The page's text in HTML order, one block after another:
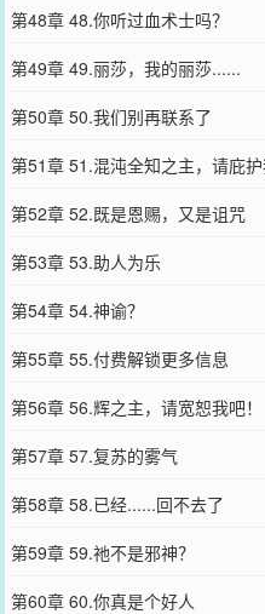
第48章 48.你听过血术士吗？
第49章 49.丽莎，我的丽莎......
第50章 50.我们别再联系了
第51章 51.混沌全知之主，请庇
第52章 52.既是恩赐，又是诅咒
第53章 53.助人为乐
第54章 54.神谕？
第55章 55.付费解锁更多信息
第56章 56.辉之主，请宽恕我吧！
第57章 57.复苏的雾气
第58章 58.已经......回不去了
第59章 59.祂不是邪神？
第60章 60.你真是个好人